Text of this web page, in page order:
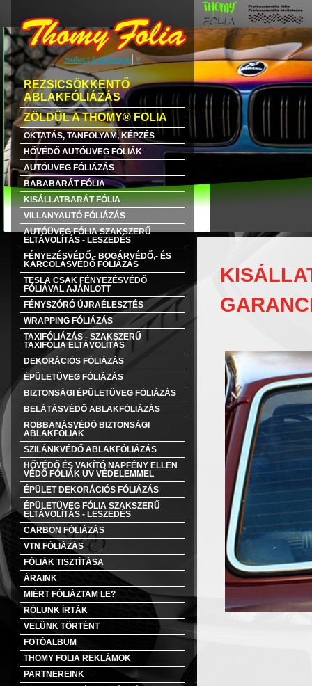
Select Language ▼
REZSICSÖKKENTŐ
ABLAKFÓLIÁZÁS
ZÖLDÜL A THOMY® FOLIA
OKTATÁS, TANFOLYAM, KÉPZÉS
HŐVÉDŐ AUTÓÜVEG FÓLIÁK
AUTÓÜVEG FÓLIÁZÁS
BABABARÁT FÓLIA
KISÁLLATBARÁT FÓLIA
VILLANYAUTÓ FÓLIÁZÁS
AUTÓÜVEG FÓLIA SZAKSZERŰ
ELTÁVOLÍTÁS - LESZEDÉS
FÉNYEZÉSVÉDŐ,- BOGÁRVÉDŐ,- ÉS
KARCOLÁSVÉDŐ FÓLIÁZÁS
TESLA CSAK FÉNYEZÉSVÉDŐ
FÓLIÁVAL AJÁNLOTT
FÉNYSZÓRÓ ÚJRAÉLESZTÉS
WRAPPING FÓLIÁZÁS
TAXIFÓLIÁZÁS - SZAKSZERŰ
TAXIFÓLIA ELTÁVOLÍTÁS
DEKORÁCIÓS FÓLIÁZÁS
ÉPÜLETÜVEG FÓLIÁZÁS
BIZTONSÁGI ÉPÜLETÜVEG FÓLIÁZÁS
BELÁTÁSVÉDŐ ABLAKFÓLIÁZÁS
ROBBANÁSVÉDŐ BIZTONSÁGI
ABLAKFÓLIÁK
SZILÁNKVÉDŐ ABLAKFÓLIÁZÁS
HŐVÉDŐ ÉS VAKÍTÓ NAPFÉNY ELLEN
VÉDŐ FÓLIÁK UV VÉDELEMMEL
ÉPÜLET DEKORÁCIÓS FÓLIÁZÁS
ÉPÜLETÜVEG FÓLIA SZAKSZERŰ
ELTÁVOLÍTÁS - LESZEDÉS
CARBON FÓLIÁZÁS
VTN FÓLIÁZÁS
FÓLIÁK TISZTÍTÁSA
ÁRAINK
MIÉRT FÓLIÁZTAM LE?
RÓLUNK ÍRTÁK
VELÜNK TÖRTÉNT
FOTÓALBUM
THOMY FOLIA REKLÁMOK
PARTNEREINK